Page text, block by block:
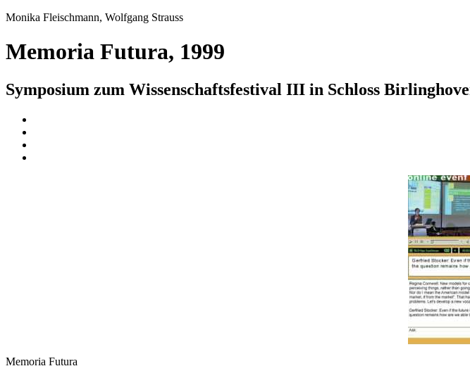
Monika Fleischmann, Wolfgang Strauss
Memoria Futura, 1999
Symposium zum Wissenschaftsfestival III in Schloss
Memoria Futura